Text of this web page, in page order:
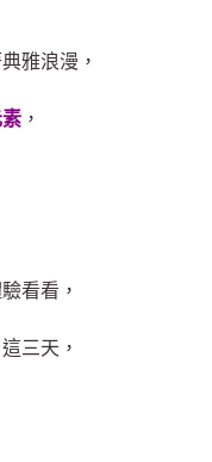
雅浪漫，
，
看看，
三天，